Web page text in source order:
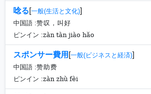
唸る[一般(生活と文化)]
中国語 :赞叹，叫好
ピンイン :zàn tàn jiào hǎo
スポンサー費用 [一般(ビジネスと経済)]
中国語 :赞助费
ピンイン :zàn zhù fèi